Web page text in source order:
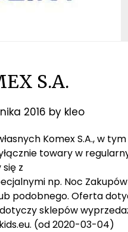
S.A.
2016 by kleo
Komex S.A., w tym
towary w
z
np. Noc
podobnego. Oferta
sklepów
(od 2020-03-04)